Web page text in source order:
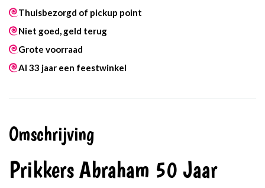
Thuisbezorgd of pickup point
Niet goed, geld terug
Grote voorraad
Al 33 jaar een feestwinkel
Omschrijving
Prikkers Abraham 50 Jaar